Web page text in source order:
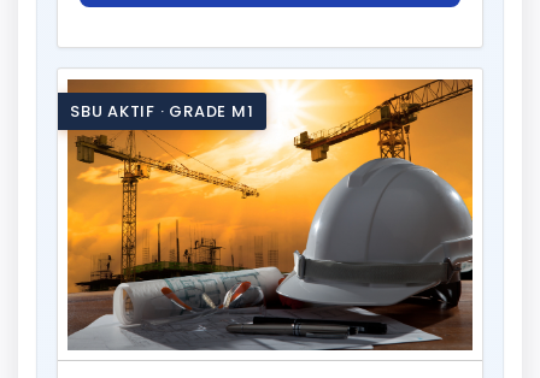
SBU AKTIF · GRADE M1